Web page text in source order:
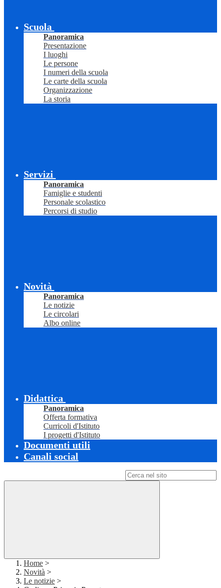
Scuola
Panoramica
Presentazione
I luoghi
Le persone
I numeri della scuola
Le carte della scuola
Organizzazione
La storia
Servizi
Panoramica
Famiglie e studenti
Personale scolastico
Percorsi di studio
Novità
Panoramica
Le notizie
Le circolari
Albo online
Didattica
Panoramica
Offerta formativa
Curricoli d'Istituto
I progetti d'Istituto
Documenti utili
Canali social
Home >
Novità >
Le notizie >